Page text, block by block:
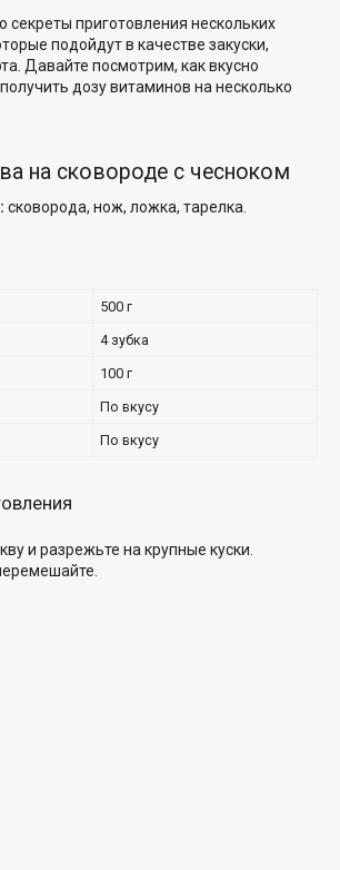
секреты приготовления нескольких
подойдут в качестве закуски,
Давайте посмотрим, как вкусно
дозу витаминов на несколько
на сковороде с чесноком
сковорода, нож, ложка, тарелка.
500 г
4 зубка
100 г
По вкусу
По вкусу
и разрежьте на крупные куски.